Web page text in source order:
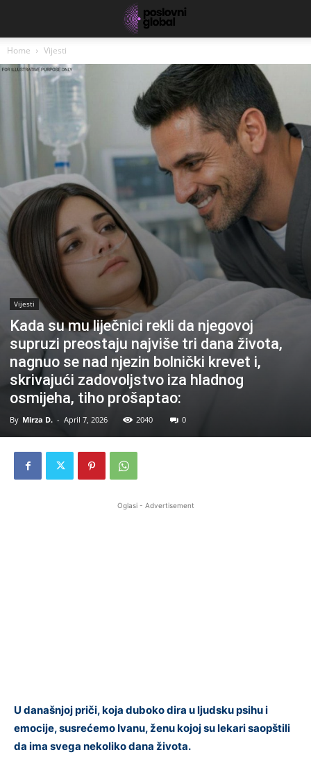
Home Vijesti
Vijesti
Kada su mu liječnici rekli da njegovoj
supruzi preostaju najviše tri dana života,
nagnuo se nad njezin bolnički krevet i,
skrivajući zadovoljstvo iza hladnog
osmijeha, tiho prošaptao:
By Mirza D. - April 7, 2026 2040 0
Oglasi - Advertisement
U današnjoj priči, koja duboko dira u ljudsku psihu i
emocije, susrećemo Ivanu, ženu kojoj su lekari saopštili
da ima svega nekoliko dana života.